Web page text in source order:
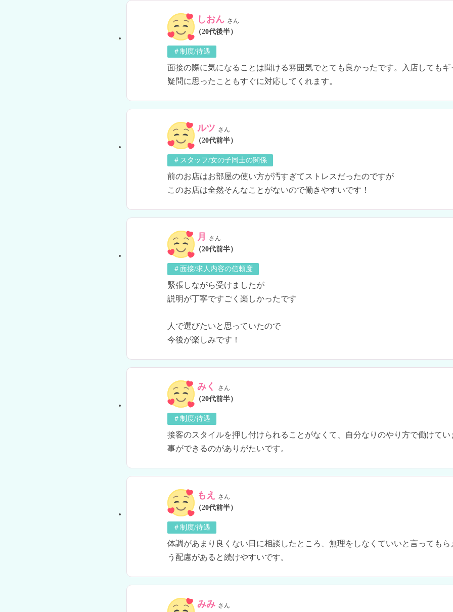
しおん さん
（20代後半）
＃制度/待遇
面接の際に気になることは聞ける雰囲気でとても良かったです。入店してもギ
疑問に思ったこともすぐに対応してくれます。
ルツ さん
（20代前半）
＃スタッフ/女の子同士の関係
前のお店はお部屋の使い方が汚すぎてストレスだったのですが
このお店は全然そんなことがないので働きやすいです！
月 さん
（20代前半）
＃面接/求人内容の信頼度
緊張しながら受けましたが
説明が丁寧ですごく楽しかったです
人で選びたいと思っていたので
みく さん
（20代前半）
＃制度/待遇
接客のスタイルを押し付けられることがなくて、自分なりのやり方で働けて
事ができるのがありがたいです。
もえ さん
（20代前半）
＃制度/待遇
体調があまり良くない日に相談したところ、無理をしなくていいと言ってもら
みみ さん